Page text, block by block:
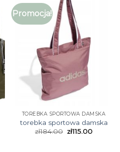
Promocja!
TOREBKA SPORTOWA DAMSKA
torebka sportowa damska
zł184.00 zł115.00